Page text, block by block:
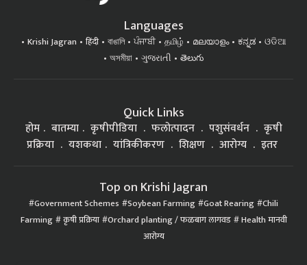
Languages
Krishi Jagran हिंदी বাঙালি ਪੰਜਾਬੀ தமிழ் മലയാളം ಕನ್ನಡ
ଓଡିଆ
অসমীয়া
ગુજરાતી తెలుగు
Quick Links
होम बातम्या कृषीपीडिया फलोत्पादन पशुसंवर्धन
कृषी
प्रक्रिया
यशकथा यांत्रिकीकरण शिक्षण आरोग्य इतर
Top on Krishi Jagran
Government Schemes Soybean Farming Goat Rearing Chili
Farming कृषी प्रक्रिया Orchard planting / फळबाग लागवड Health मानवी
आरोग्य